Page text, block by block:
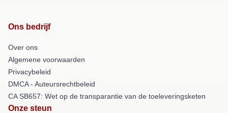
Ons bedrijf
Over ons
Algemene voorwaarden
Privacybeleid
DMCA - Auteursrechtbeleid
CA SB657: Wet op de transparantie van de toeleveringsketen
Onze steun